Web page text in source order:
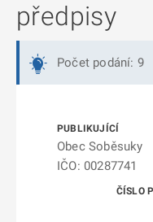
předpisy
Počet podání: 9
Obec Soběsuky
IČO: 00287741